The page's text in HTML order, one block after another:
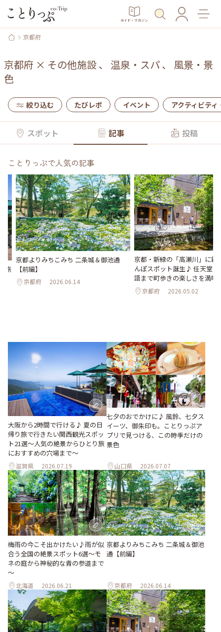
ガイド・マガジン
京都府
京都府 × その他施設、 温泉・スパ、 風景・景
色
絞り込む たびレポ イベント アクティビティ
スポット 記事 投稿
ことりっぷで人気の記事
旅
京都よりみちこみち 二条城＆御池通
【前編】
京都府 2026.06.14
京都・新緑の「高瀬川」に新
んぽスポット誕生♪ 任天堂か
語まで町歩きの楽しさを満喫
京都府 2026.05.02
大阪から2時間で行ける♪ 夏の日
帰り旅で行きたい関西観光スポッ
ト21選～人気の絶景からひとり旅
におすすめの穴場まで～
滋賀県 2026.07.19
七夕のおでかけに♪ 風鈴、七夕ス
イーツ、御朱印も。ことりっぷア
プリで見つける、この時季だけの
景色
山口県 2026.07.07
梅雨の今こそ出かけたい♪雨が似
合う全国の絶景スポット6選～モ
ネの庭から神秘的な青の参道まで
～
北海道 2026.06.21
京都よりみちこみち 二条城＆御池
通【前編】
京都府 2026.06.14